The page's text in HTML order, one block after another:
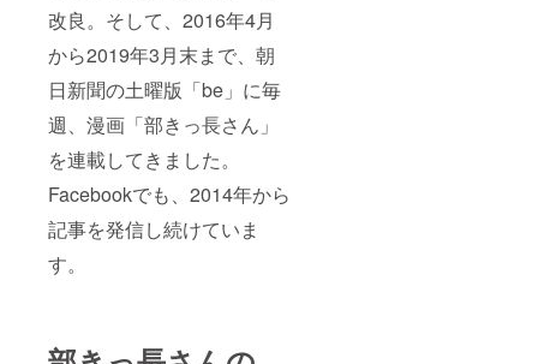
改良。そして、2016年4月
から2019年3月末まで、朝
日新聞の土曜版「be」に毎
週、漫画「部きっ長さん」
を連載してきました。
Facebookでも、2014年から
記事を発信し続けていま
す。